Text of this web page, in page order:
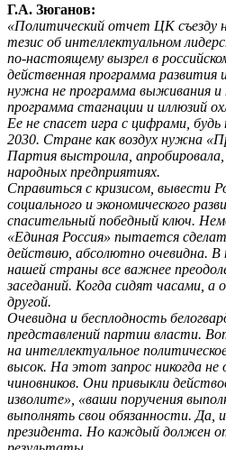
Г.А. Зюганов:
«Политический отчет ЦК съезду
тезис об интеллектуальном
по-настоящему вызрел в
действенная программа развития
нужна не программа выживания
программа стагнации и иллюзий
Ее не спасет игра с цифрами,
2030. Стране как воздух нужна
Партия выстроила, апробировала,
народных предприятиях.
Справиться с кризисом, вывести
социального и экономического
спасительный победный ключ.
«Единая Россия» пытается
действию, абсолютно очевидна. В
нашей страны все важнее
заседаний. Когда сидят часами, а
другой.
Очевидна и бесплодность
представлений партии власти.
на интеллектуальное
высок. На этот запрос никогда
чиновников. Они привыкли
изволите», «ваши поручения
выполнять свои обязанности. Да,
президента. Но каждый должен